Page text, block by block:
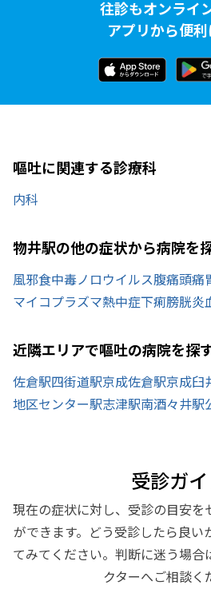
往診もオンライ
アプリから便
嘔吐に関連する診療科
内科
物井駅の他の症状から病院を
風邪食中毒ノロウイルス腹痛頭痛
マイコプラズマ熱中症下痢膀胱炎
近隣エリアで嘔吐の病院を探
佐倉駅四街道駅京成佐倉駅京成臼
地区センター駅志津駅南酒々井駅
受診ガ
現在の症状に対し、受診の目安を
ができます。どう受診したら良い
てみてください。判断に迷う場合
クターへご相談く